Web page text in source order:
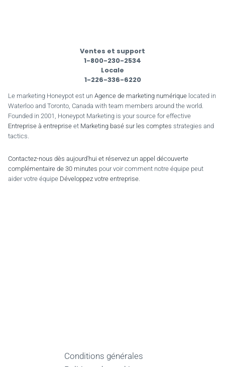
Ventes et support
1-800-230-2534
Locale
1-226-336-6220
Le marketing Honeypot est un Agence de marketing numérique located in
Waterloo and Toronto, Canada with team members around the world.
Founded in 2001, Honeypot Marketing is your source for effective
Entreprise à entreprise et Marketing basé sur les comptes strategies and
tactics.
Contactez-nous dès aujourd'hui et réservez un appel découverte
complémentaire de 30 minutes pour voir comment notre équipe peut
aider votre équipe Développez votre entreprise.
Conditions générales